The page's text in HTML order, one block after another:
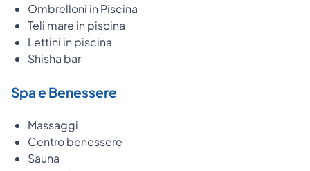
Ombrelloni in Piscina
Teli mare in piscina
Lettini in piscina
Shisha bar
Spa e Benessere
Massaggi
Centro benessere
Sauna